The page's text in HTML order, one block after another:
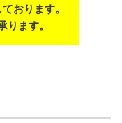
おります。
ります。